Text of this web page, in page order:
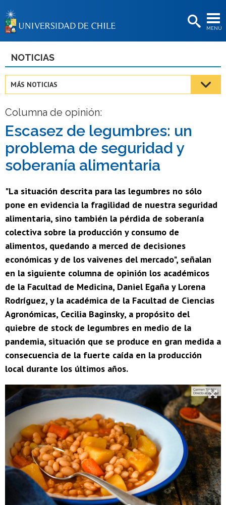
MENÚ
BIBLIOTECAS
Estudiantes
Académicas/os
Funcionarias/os
Egresadas/os
NOTICIAS
MÁS NOTICIAS
Columna de opinión:
Escasez de legumbres: un
problema de seguridad y
soberanía alimentaria
"La situación descrita para las legumbres no sólo
pone en evidencia la fragilidad de nuestra seguridad
alimentaria, sino también la pérdida de soberanía
colectiva sobre la producción y consumo de
alimentos, quedando a merced de decisiones
económicas y de los vaivenes del mercado", señalan
en la siguiente columna de opinión los académicos
de la Facultad de Medicina, Daniel Egaña y Lorena
Rodríguez, y la académica de la Facultad de Ciencias
Agronómicas, Cecilia Baginsky, a propósito del
quiebre de stock de legumbres en medio de la
pandemia, situación que se produce en gran medida a
consecuencia de la fuerte caída en la producción
local durante los últimos años.